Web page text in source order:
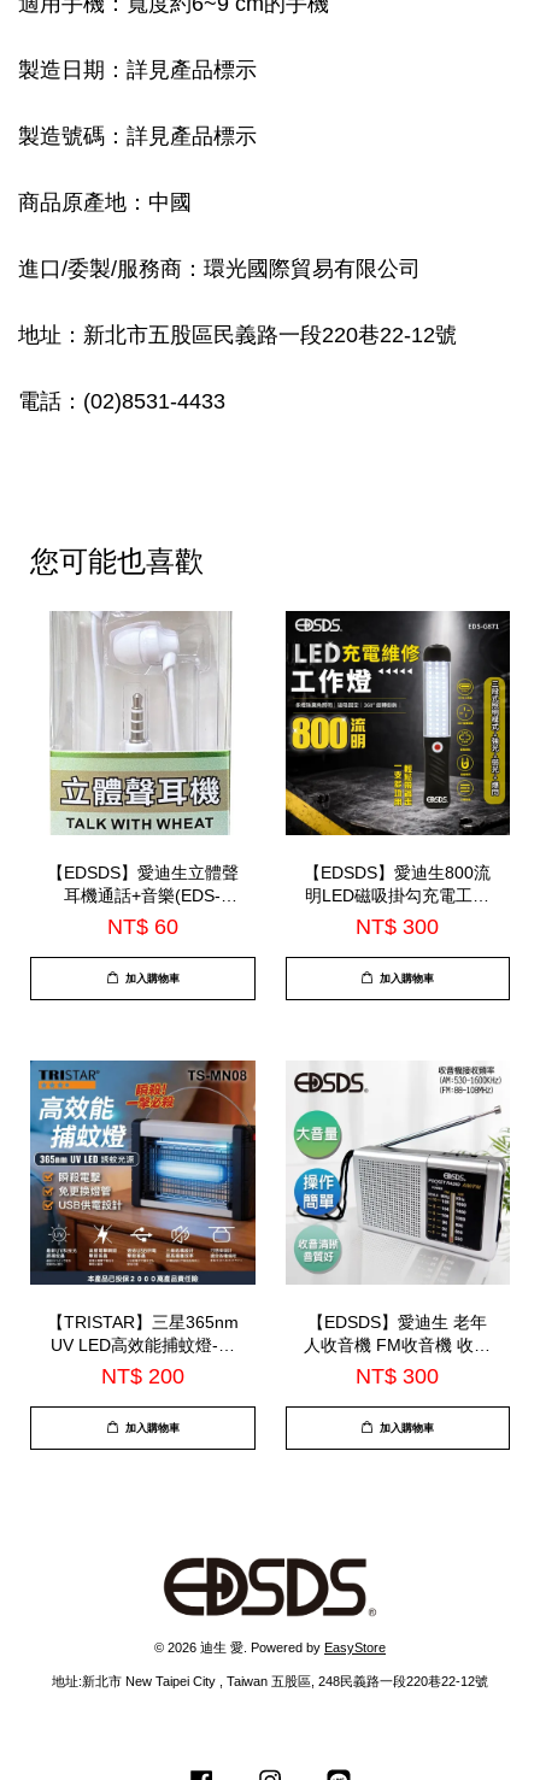
製造日期：詳見產品標示
製造號碼：詳見產品標示
商品原產地：中國
進口/委製/服務商：環光國際貿易有限公司
地址：新北市五股區民義路一段220巷22-12號
電話：(02)8531-4433
您可能也喜歡
【EDSDS】愛迪生立體聲
耳機通話+音樂(EDS-
C516)
NT$ 60
加入購物車
【EDSDS】愛迪生800流
明LED磁吸掛勾充電工作
燈(EDS-G871)
NT$ 300
加入購物車
【TRISTAR】三星365nm
UV LED高效能捕蚊燈-小
(TS-MN08)
NT$ 200
加入購物車
【EDSDS】愛迪生 老年
人收音機 FM收音機 收音
機外接麥風(EDS-C474)
NT$ 300
加入購物車
© 2026 迪生 愛. Powered by EasyStore
地址:新北市 New Taipei City , Taiwan 五股區, 248民義路一段220巷22-12號
Facebook Instagram